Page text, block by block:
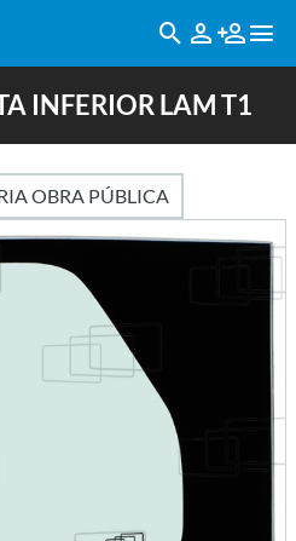
INFERIOR LAM T1
OBRA PÚBLICA